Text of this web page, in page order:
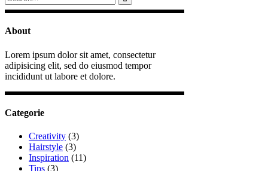
About
Lorem ipsum dolor sit amet, consectetur
adipisicing elit, sed do eiusmod tempor
incididunt ut labore et dolore.
Categorie
Creativity (3)
Hairstyle (3)
Inspiration (11)
Tips (3)